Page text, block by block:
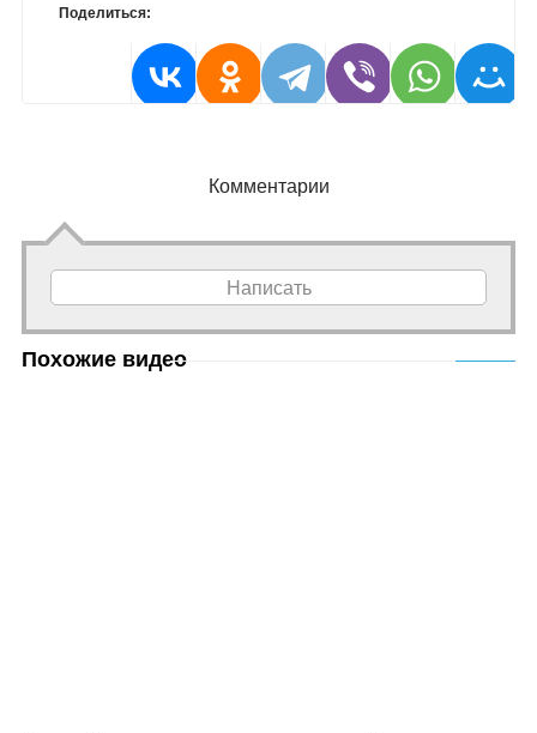
Поделиться:
Комментарии
Написать
Похожие видео